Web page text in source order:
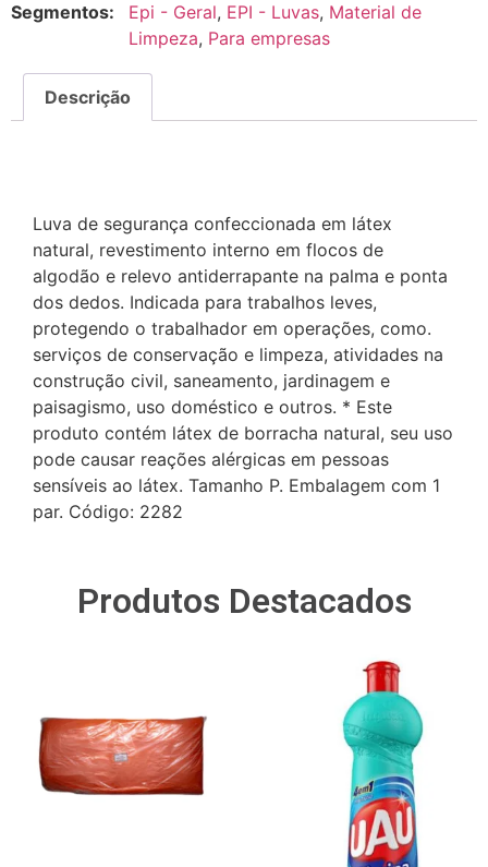
Segmentos:
Epi - Geral, EPI - Luvas, Material de
Limpeza, Para empresas
Descrição
Luva de segurança confeccionada em látex
natural, revestimento interno em flocos de
algodão e relevo antiderrapante na palma e ponta
dos dedos. Indicada para trabalhos leves,
protegendo o trabalhador em operações, como.
serviços de conservação e limpeza, atividades na
construção civil, saneamento, jardinagem e
paisagismo, uso doméstico e outros. * Este
produto contém látex de borracha natural, seu uso
pode causar reações alérgicas em pessoas
sensíveis ao látex. Tamanho P. Embalagem com 1
par. Código: 2282
Produtos Destacados